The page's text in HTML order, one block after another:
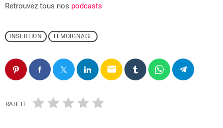
Retrouvez tous nos podcasts
INSERTION TÉMOIGNAGE
email
RATE IT